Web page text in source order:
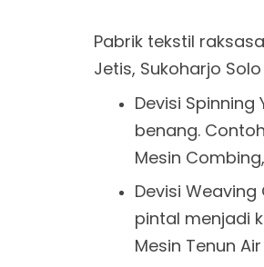
Pabrik tekstil
Jetis, Sukoharjo
Devisi
benang.
Mesin
Devisi
pintal menjadi
Mesin Tenun